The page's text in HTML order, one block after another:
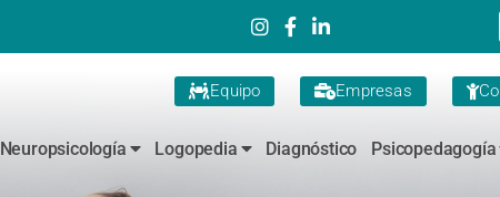
Empresas
Equipo
Neuropsicología Logopedia Diagnóstico Psicopedagogía